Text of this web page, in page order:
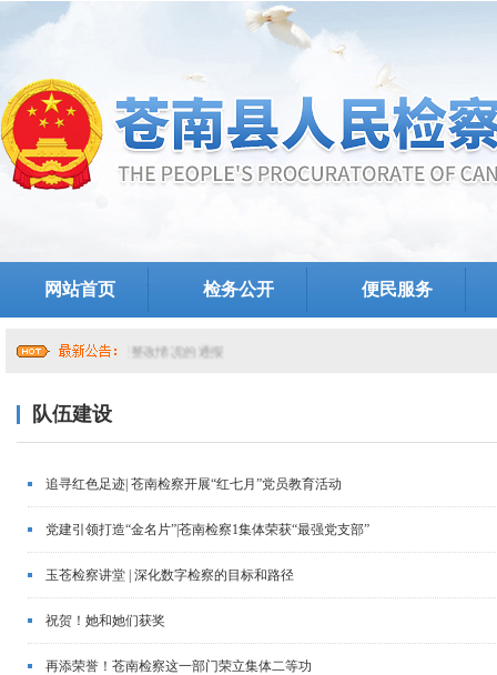
网站首页 检务公开 便民服务
党组关于提级巡察整改情况的通报
队伍建设
追寻红色足迹| 苍南检察开展“红七月”党员教育活动
党建引领打造“金名片”|苍南检察1集体荣获“最强党支部”
玉苍检察讲堂 | 深化数字检察的目标和路径
祝贺！她和她们获奖
再添荣誉！苍南检察这一部门荣立集体二等功